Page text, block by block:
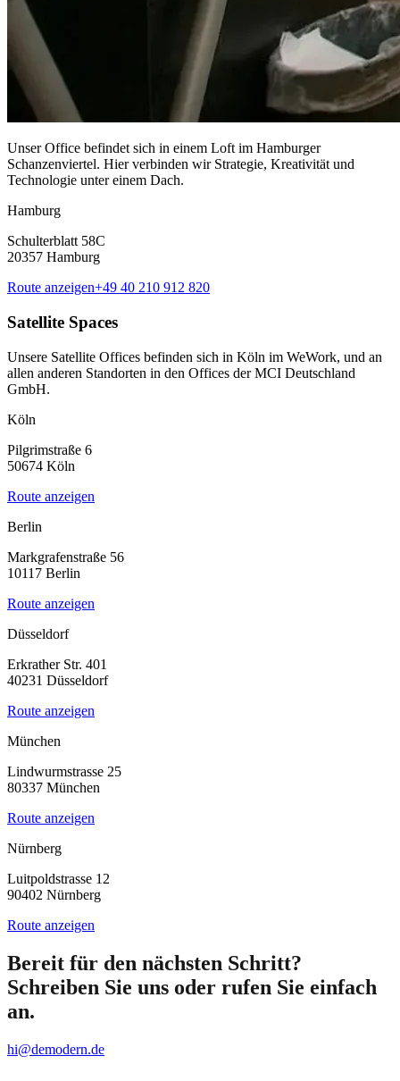
Unser Office befindet sich in einem Loft im Hamburger
Schanzenviertel. Hier verbinden wir Strategie, Kreativität und
Technologie unter einem Dach.
Hamburg
Schulterblatt 58C
20357 Hamburg
Route anzeigen+49 40 210 912 820
Satellite Spaces
Unsere Satellite Offices befinden sich in Köln im WeWork, und an
allen anderen Standorten in den Offices der MCI Deutschland
GmbH.
Köln
Pilgrimstraße 6
50674 Köln
Route anzeigen
Berlin
Markgrafenstraße 56
10117 Berlin
Route anzeigen
Düsseldorf
Erkrather Str. 401
40231 Düsseldorf
Route anzeigen
München
Lindwurmstrasse 25
80337 München
Route anzeigen
Nürnberg
Luitpoldstrasse 12
90402 Nürnberg
Route anzeigen
Bereit für den nächsten Schritt?
Schreiben Sie uns oder rufen Sie einfach
an.
hi@demodern.de